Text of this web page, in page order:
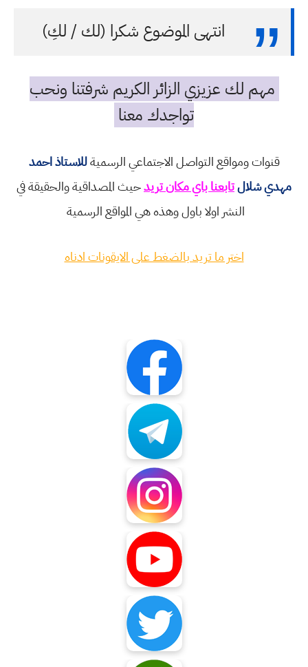
انتهى الموضوع شكرا (لك / لكِ)
مهم لك عزيزي الزائر الكريم شرفتنا ونحب
تواجدك معنا
قنوات ومواقع التواصل الاجتماعي الرسميةللاستاذ احمد
مهدي شلالتابعنا باي مكان تريدحيث المصداقية والحقيقة في
النشر اولا باول وهذه هي المواقع الرسمية
اختر ما تريد بالضغط على الايقونات ادناه